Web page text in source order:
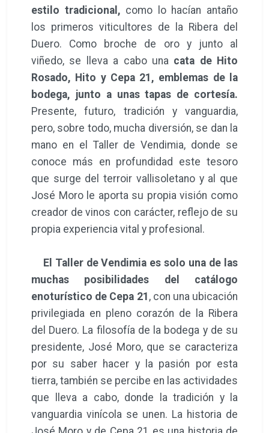
estilo tradicional, como lo hacían antaño
los primeros viticultores de la Ribera del
Duero. Como broche de oro y junto al
viñedo, se lleva a cabo una cata de Hito
Rosado, Hito y Cepa 21, emblemas de la
bodega, junto a unas tapas de cortesía.
Presente, futuro, tradición y vanguardia,
pero, sobre todo, mucha diversión, se dan la
mano en el Taller de Vendimia, donde se
conoce más en profundidad este tesoro
que surge del terroir vallisoletano y al que
José Moro le aporta su propia visión como
creador de vinos con carácter, reflejo de su
propia experiencia vital y profesional.
El Taller de Vendimia es solo una de las
muchas posibilidades del catálogo
enoturístico de Cepa 21 , con una ubicación
privilegiada en pleno corazón de la Ribera
del Duero. La filosofía de la bodega y de su
presidente, José Moro, que se caracteriza
por su saber hacer y la pasión por esta
tierra, también se percibe en las actividades
que lleva a cabo, donde la tradición y la
vanguardia vinícola se unen. La historia de